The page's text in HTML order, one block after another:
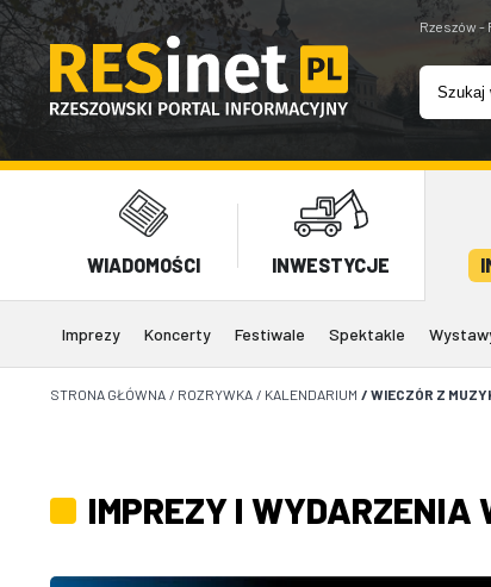
Rzeszów -
WIADOMOŚCI INWESTYCJE
Imprezy Koncerty Festiwale Spektakle
STRONA GŁÓWNA / ROZRYWKA / KALENDARIUM / WIECZÓR Z
IMPREZY I WYDARZENIA